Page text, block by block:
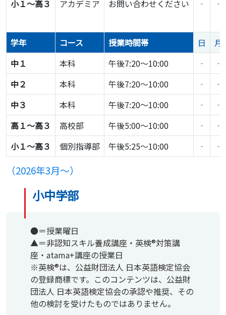
小１～高３ アカデミア お問い合わせください ‐ ‐
学年 コース 授業時間帯 日
月
中１
本科 午後7:20～10:00 ‐
‐
中２
本科 午後7:20～10:00 ‐
‐
中３
本科 午後7:20～10:00 ‐
‐
高１〜高３
高校部 午後5:00～10:00 ‐
‐
小１〜高３
個別指導部 午後5:25～10:00 ‐ ‐
（2026年3月〜）
小中学部
●＝授業曜日
▲＝非認知スキル養成講座・英検®対策講
座・atama+講座の授業日
※英検®は、公益財団法人 日本英語検定協会
の登録商標です。このコンテンツは、公益財
団法人 日本英語検定協会の承認や推奨、その
他の検討を受けたものではありません。